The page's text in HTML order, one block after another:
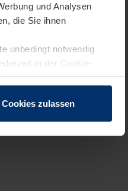
und Analysen
die Sie ihnen
unbedingt notwendig
in der Cookie-
zulassen